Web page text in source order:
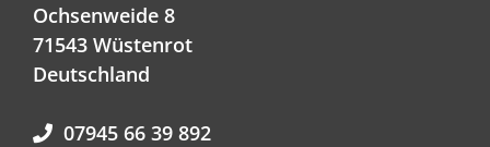
Ochsenweide 8
71543 Wüstenrot
Deutschland
07945 66 39 892